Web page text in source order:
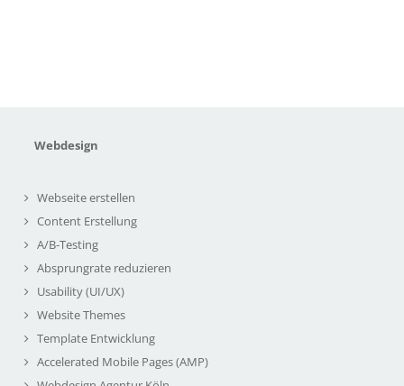
Webdesign
Webseite erstellen
Content Erstellung
A/B-Testing
Absprungrate reduzieren
Usability (UI/UX)
Website Themes
Template Entwicklung
Accelerated Mobile Pages (AMP)